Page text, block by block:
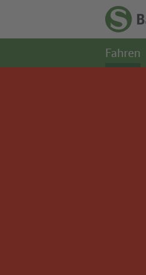
Zur
Startseite
-
S-
Fahren